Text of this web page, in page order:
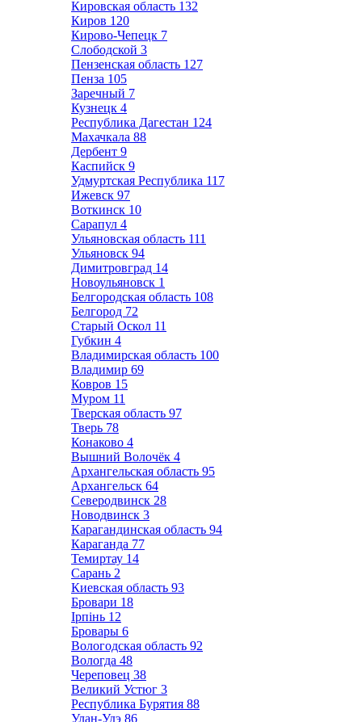
Кировская область 132
Киров 120
Кирово-Чепецк 7
Слободской 3
Пензенская область 127
Пенза 105
Заречный 7
Кузнецк 4
Республика Дагестан 124
Махачкала 88
Дербент 9
Каспийск 9
Удмуртская Республика 117
Ижевск 97
Воткинск 10
Сарапул 4
Ульяновская область 111
Ульяновск 94
Димитровград 14
Новоульяновск 1
Белгородская область 108
Белгород 72
Старый Оскол 11
Губкин 4
Владимирская область 100
Владимир 69
Ковров 15
Муром 11
Тверская область 97
Тверь 78
Конаково 4
Вышний Волочёк 4
Архангельская область 95
Архангельск 64
Северодвинск 28
Новодвинск 3
Карагандинская область 94
Караганда 77
Темиртау 14
Сарань 2
Киевская область 93
Бровари 18
Ірпінь 12
Бровары 6
Вологодская область 92
Вологда 48
Череповец 38
Великий Устюг 3
Республика Бурятия 88
Улан-Удэ 86